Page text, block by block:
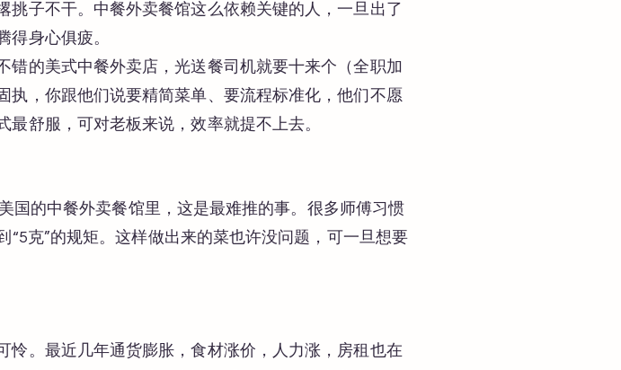
子不干。中餐外卖餐馆这么依赖关键的人，一旦出了
得身心俱疲。
的美式中餐外卖店，光送餐司机就要十来个（全职加
，你跟他们说要精简菜单、要流程标准化，他们不愿
舒服，可对老板来说，效率就提不上去。
国的中餐外卖餐馆里，这是最难推的事。很多师傅习惯
克”的规矩。这样做出来的菜也许没问题，可一旦想要
。最近几年通货膨胀，食材涨价，人力涨，房租也在